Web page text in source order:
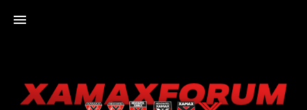
XAMAXFORUM